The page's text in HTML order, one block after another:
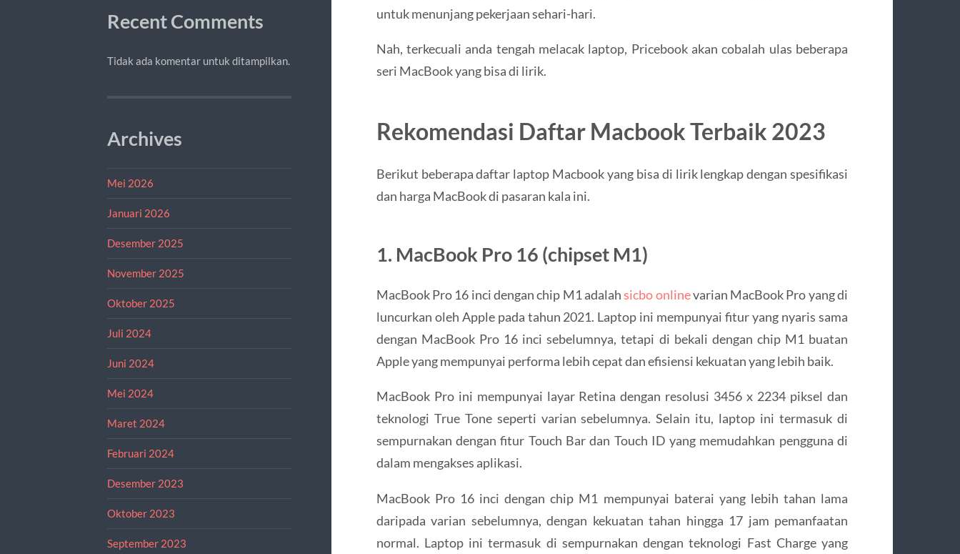
Recent Comments
Tidak ada komentar untuk ditampilkan.
Archives
Mei 2026
Januari 2026
Desember 2025
November 2025
Oktober 2025
Juli 2024
Juni 2024
Mei 2024
Maret 2024
Februari 2024
Desember 2023
Oktober 2023
September 2023
untuk menunjang pekerjaan sehari-hari.
Nah, terkecuali anda tengah melacak laptop, Pricebook akan cobalah ulas beberapa
seri MacBook yang bisa di lirik.
Rekomendasi Daftar Macbook Terbaik 2023
Berikut beberapa daftar laptop Macbook yang bisa di lirik lengkap dengan spesifikasi
dan harga MacBook di pasaran kala ini.
1. MacBook Pro 16 (chipset M1)
MacBook Pro 16 inci dengan chip M1 adalahsicbo onlinevarian MacBook Pro yang di
luncurkan oleh Apple pada tahun 2021. Laptop ini mempunyai fitur yang nyaris sama
dengan MacBook Pro 16 inci sebelumnya, tetapi di bekali dengan chip M1 buatan
Apple yang mempunyai performa lebih cepat dan efisiensi kekuatan yang lebih baik.
MacBook Pro ini mempunyai layar Retina dengan resolusi 3456 x 2234 piksel dan
teknologi True Tone seperti varian sebelumnya. Selain itu, laptop ini termasuk di
sempurnakan dengan fitur Touch Bar dan Touch ID yang memudahkan pengguna di
dalam mengakses aplikasi.
MacBook Pro 16 inci dengan chip M1 mempunyai baterai yang lebih tahan lama
daripada varian sebelumnya, dengan kekuatan tahan hingga 17 jam pemanfaatan
normal. Laptop ini termasuk di sempurnakan dengan teknologi Fast Charge yang